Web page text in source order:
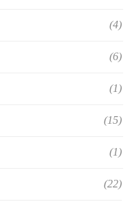
(4)
(6)
(1)
(15)
(1)
(22)